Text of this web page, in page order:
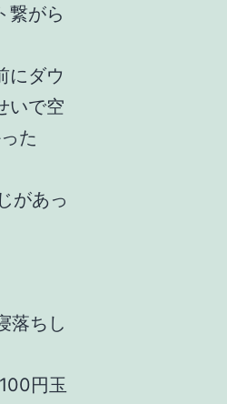
繋がら
にダウ
いで空
た
があっ
落ちし
円玉